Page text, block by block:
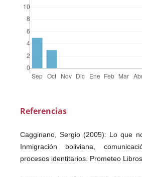
Referencias
Cagginano, Sergio (2005): Lo que
Inmigración boliviana,
procesos identitarios. Prometeo